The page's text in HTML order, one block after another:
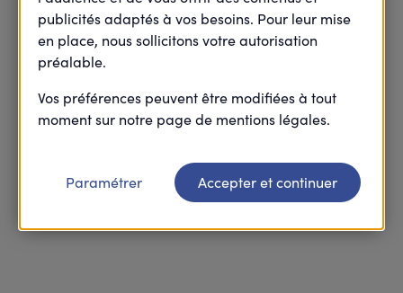
Novembre
publicités adaptés à vos besoins. Pour leur mise
en place, nous sollicitons votre autorisation
préalable.
Vos préférences peuvent être modifiées à tout
moment sur notre page de mentions légales.
Paramétrer Accepter et continuer